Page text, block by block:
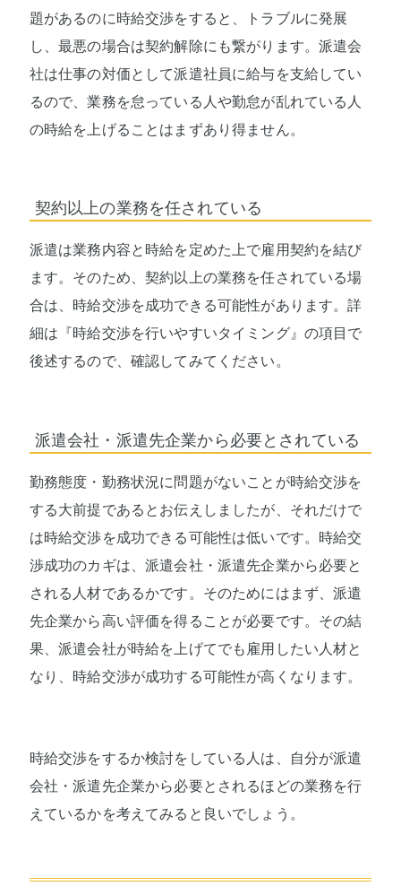
題があるのに時給交渉をすると、トラブルに発展
し、最悪の場合は契約解除にも繋がります。派遣会
社は仕事の対価として派遣社員に給与を支給してい
るので、業務を怠っている人や勤怠が乱れている人
の時給を上げることはまずあり得ません。
契約以上の業務を任されている
派遣は業務内容と時給を定めた上で雇用契約を結び
ます。そのため、契約以上の業務を任されている場
合は、時給交渉を成功できる可能性があります。詳
細は『時給交渉を行いやすいタイミング』の項目で
後述するので、確認してみてください。
派遣会社・派遣先企業から必要とされている
勤務態度・勤務状況に問題がないことが時給交渉を
する大前提であるとお伝えしましたが、それだけで
は時給交渉を成功できる可能性は低いです。時給交
渉成功のカギは、派遣会社・派遣先企業から必要と
される人材であるかです。そのためにはまず、派遣
先企業から高い評価を得ることが必要です。その結
果、派遣会社が時給を上げてでも雇用したい人材と
なり、時給交渉が成功する可能性が高くなります。
時給交渉をするか検討をしている人は、自分が派遣
会社・派遣先企業から必要とされるほどの業務を行
えているかを考えてみると良いでしょう。